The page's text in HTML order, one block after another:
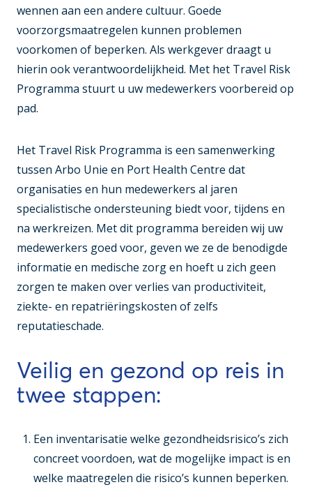
wennen aan een andere cultuur. Goede
voorzorgsmaatregelen kunnen problemen
voorkomen of beperken. Als werkgever draagt u
hierin ook verantwoordelijkheid. Met het Travel Risk
Programma stuurt u uw medewerkers voorbereid op
pad.
Het Travel Risk Programma is een samenwerking
tussen Arbo Unie en Port Health Centre dat
organisaties en hun medewerkers al jaren
specialistische ondersteuning biedt voor, tijdens en
na werkreizen. Met dit programma bereiden wij uw
medewerkers goed voor, geven we ze de benodigde
informatie en medische zorg en hoeft u zich geen
zorgen te maken over verlies van productiviteit,
ziekte- en repatriëringskosten of zelfs
reputatieschade.
Veilig en gezond op reis in
twee stappen:
Een inventarisatie welke gezondheidsrisico’s zich
concreet voordoen, wat de mogelijke impact is en
welke maatregelen die risico’s kunnen beperken.